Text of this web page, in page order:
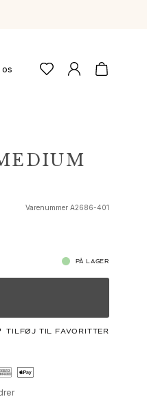
Varenummer A2686-401
PÅ LAGER
TILFØJ TIL FAVORITTER